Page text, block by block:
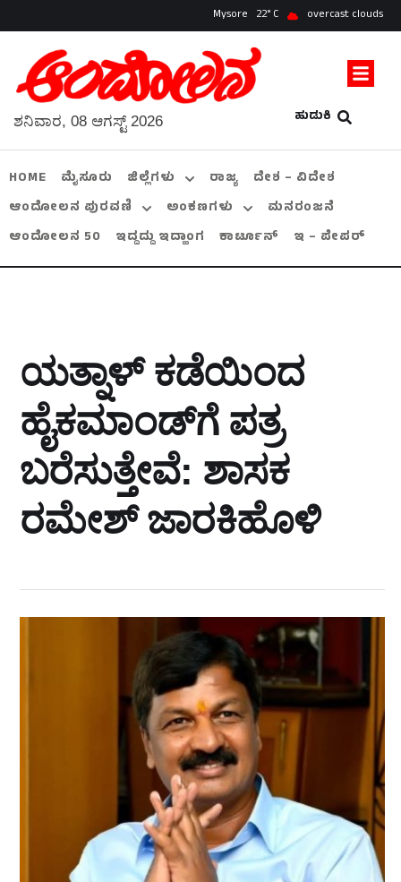
Mysore 22 overcast clouds
ಹುಡುಕಿ
ಶನಿವಾರ, 08 ಆಗಸ್ಟ್ 2026
HOME ಮೈಸೂರು ಜಿಲ್ಲೆಗಳು ರಾಜ್ಯ
ದೇಶ – ವಿದೇಶ
ಆಂದೋಲನ ಪುರವಣಿ
ಅಂಕಣಗಳು
ಮನರಂಜನೆ
ಆಂದೋಲನ 50
ಇದ್ದದ್ದು ಇದ್ಹಾಂಗ ಕಾರ್ಟೂನ್ ಇ – ಪೇಪರ್
ಯತ್ನಾಳ್‌ ಕಡೆಯಿಂದ
ಹೈಕಮಾಂಡ್‌ಗೆ ಪತ್ರ
ಬರೆಸುತ್ತೇವೆ: ಶಾಸಕ
ರಮೇಶ್‌ ಜಾರಕಿಹೊಳಿ